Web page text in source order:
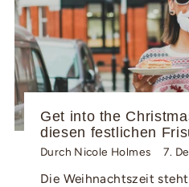
Get into the
diesen festlichen
Durch Nicole Holmes 7.
Die Weihnachtszeit